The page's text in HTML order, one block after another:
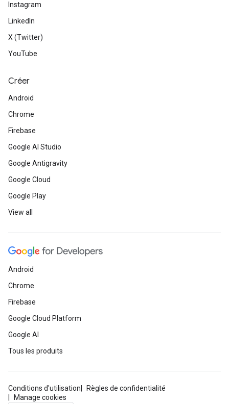
Instagram
LinkedIn
X (Twitter)
YouTube
Créer
Android
Chrome
Firebase
Google AI Studio
Google Antigravity
Google Cloud
Google Play
View all
Android
Chrome
Firebase
Google Cloud Platform
Google AI
Tous les produits
Conditions d'utilisation
Règles de confidentialité
Manage cookies